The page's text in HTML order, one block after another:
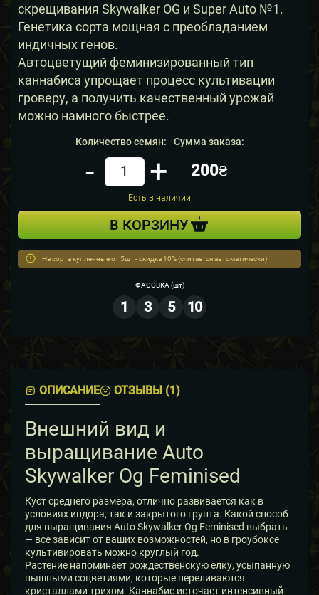
скрещивания Skywalker OG и Super Auto №1.
Генетика сорта мощная с преобладанием
индичных генов.
Автоцветущий феминизированный тип
каннабиса упрощает процесс культивации
гроверу, а получить качественный урожай
можно намного быстрее.
Количество семян:
Кол-во
- +
Сумма заказа:
200₴
Есть в наличии
В КОРЗИНУ
На сорта купленные от 5шт - скидка 10% (считается автоматически)
ФАСОВКА (шт)
1 3 5 10
ОПИСАНИЕ ОТЗЫВЫ (1)
Внешний вид и
выращивание Auto
Skywalker Og Feminised
Куст среднего размера, отлично развивается как в
условиях индора, так и закрытого грунта. Какой способ
для выращивания Auto Skywalker Og Feminised выбрать
— все зависит от ваших возможностей, но в гроубоксе
культивировать можно круглый год.
Растение напоминает рождественскую елку, усыпанную
пышными соцветиями, которые переливаются
кристаллами трихом. Каннабис источает интенсивный